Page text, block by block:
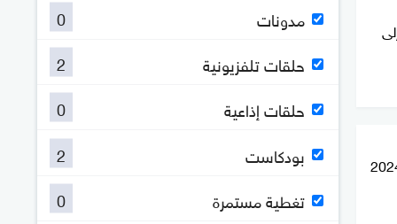
مدونات
0
حلقات تلفزيونية
2
حلقات إذاعية
0
بودكاست
2
تغطية مستمرة
0